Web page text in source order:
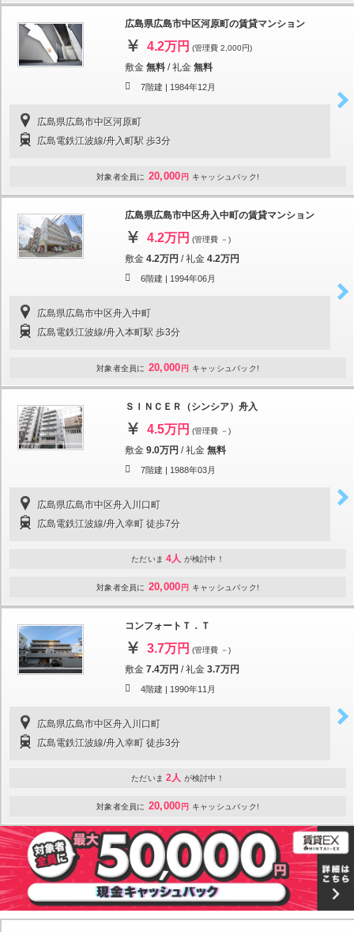
広島県広島市中区河原町の賃貸マンション
4.2万円 (管理費 2,000円)
敷金 無料 /礼金 無料
7階建 | 1984年12月
広島県広島市中区河原町
広島電鉄江波線/舟入町駅 歩3分
対象者全員に 20,000 円 キャッシュバック!
広島県広島市中区舟入中町の賃貸マンション
4.2万円 (管理費 －)
敷金 4.2万円 /礼金 4.2万円
6階建 | 1994年06月
広島県広島市中区舟入中町
広島電鉄江波線/舟入本町駅 歩3分
対象者全員に 20,000 円 キャッシュバック!
ＳＩＮＣＥＲ（シンシア）舟入
4.5万円 (管理費 －)
敷金 9.0万円 /礼金 無料
7階建 | 1988年03月
広島県広島市中区舟入川口町
広島電鉄江波線/舟入幸町 徒歩7分
ただいま 4人 が検討中！
対象者全員に 20,000 円 キャッシュバック!
コンフォートＴ．Ｔ
3.7万円 (管理費 －)
敷金 7.4万円 /礼金 3.7万円
4階建 | 1990年11月
広島県広島市中区舟入川口町
広島電鉄江波線/舟入幸町 徒歩3分
ただいま 2人 が検討中！
対象者全員に 20,000 円 キャッシュバック!